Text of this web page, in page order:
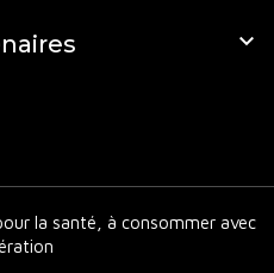

la santé, à consommer avec